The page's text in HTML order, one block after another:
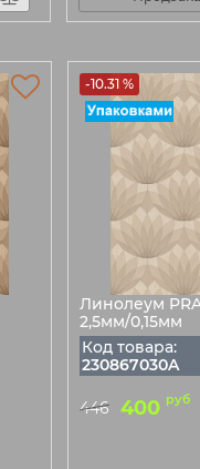
-10.31 %
Линолеум
2,5мм/0,15мм
Код товара:
230867030A
446 400 руб